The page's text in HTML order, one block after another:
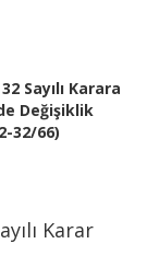
Sayılı Karara
Değişiklik
32/66)
Karar